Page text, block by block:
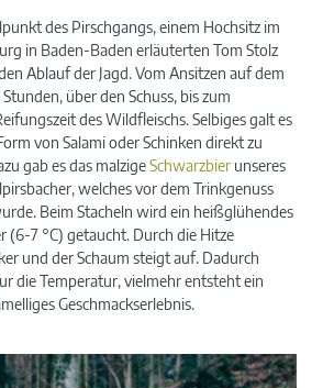
Jagdrevier Ebersteinburg
des Pirschgangs, einem Hochsitz im
in Baden-Baden erläuterten Tom Stolz
Ablauf der Jagd. Vom Ansitzen auf dem
über den Schuss, bis zum
des Wildfleischs. Selbiges galt es
von Salami oder Schinken direkt zu
gab es das malzigeSchwarzbier unseres
welches vor dem Trinkgenuss
Beim Stacheln wird ein heißglühendes
(6-7 °C) getaucht. Durch die Hitze
und der Schaum steigt auf. Dadurch
die Temperatur, vielmehr entsteht ein
Geschmackserlebnis.